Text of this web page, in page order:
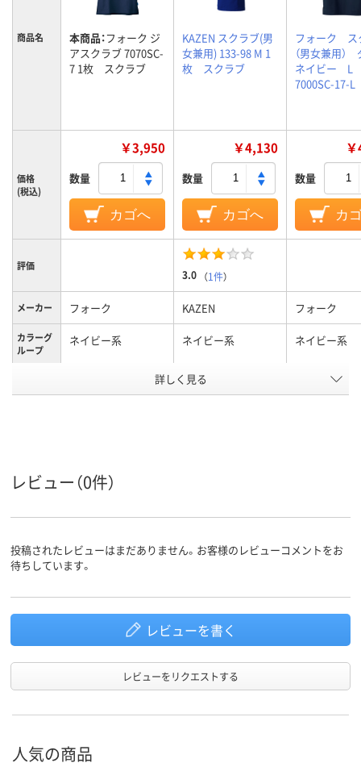
商品名 本商品：フォーク ジ
アスクラブ 7070SC-
7 1枚 スクラブ
KAZEN スクラブ(男
女兼用) 133-98 M 1
枚 スクラブ
フォーク ス
（男女兼用）
ネイビー
7000SC-17-
価格
(税込)
￥3,950
数量
カゴへ
￥4,130
数量
カゴへ
数量
カ
評価
3.0 （1件）
メーカー フォーク KAZEN フォーク
カラーグ
ループ
ネイビー系 ネイビー系 ネイビー系
M
詳しく見る
レビュー（0件）
投稿されたレビューはまだありません。お客様のレビューコメントをお
待ちしています。
レビューを書く
レビューをリクエストする
人気の商品